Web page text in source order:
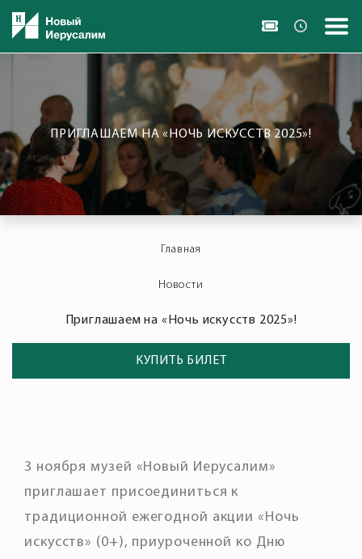
ПРИГЛАШАЕМ НА «НОЧЬ ИСКУССТВ 2025»!
Главная
Новости
Приглашаем на «Ночь искусств 2025»!
КУПИТЬ БИЛЕТ
3 ноября музей «Новый Иерусалим»
приглашает присоединиться к
традиционной ежегодной акции «Ночь
искусств» (0+), приуроченной ко Дню